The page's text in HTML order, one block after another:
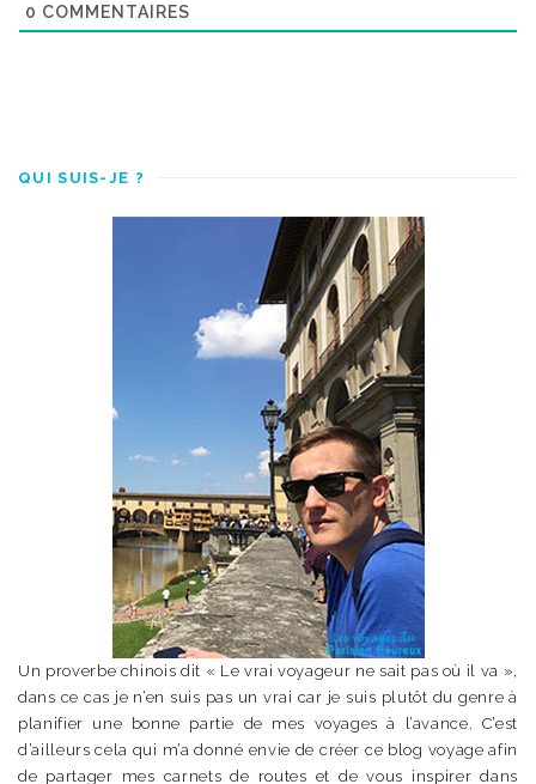
0 COMMENTAIRES
QUI SUIS-JE ?
Un proverbe chinois dit « Le vrai voyageur ne sait pas où il va »,
dans ce cas je n’en suis pas un vrai car je suis plutôt du genre à
planifier une bonne partie de mes voyages à l’avance. C’est
d’ailleurs cela qui m’a donné envie de créer ce blog voyage afin
de partager mes carnets de routes et de vous inspirer dans